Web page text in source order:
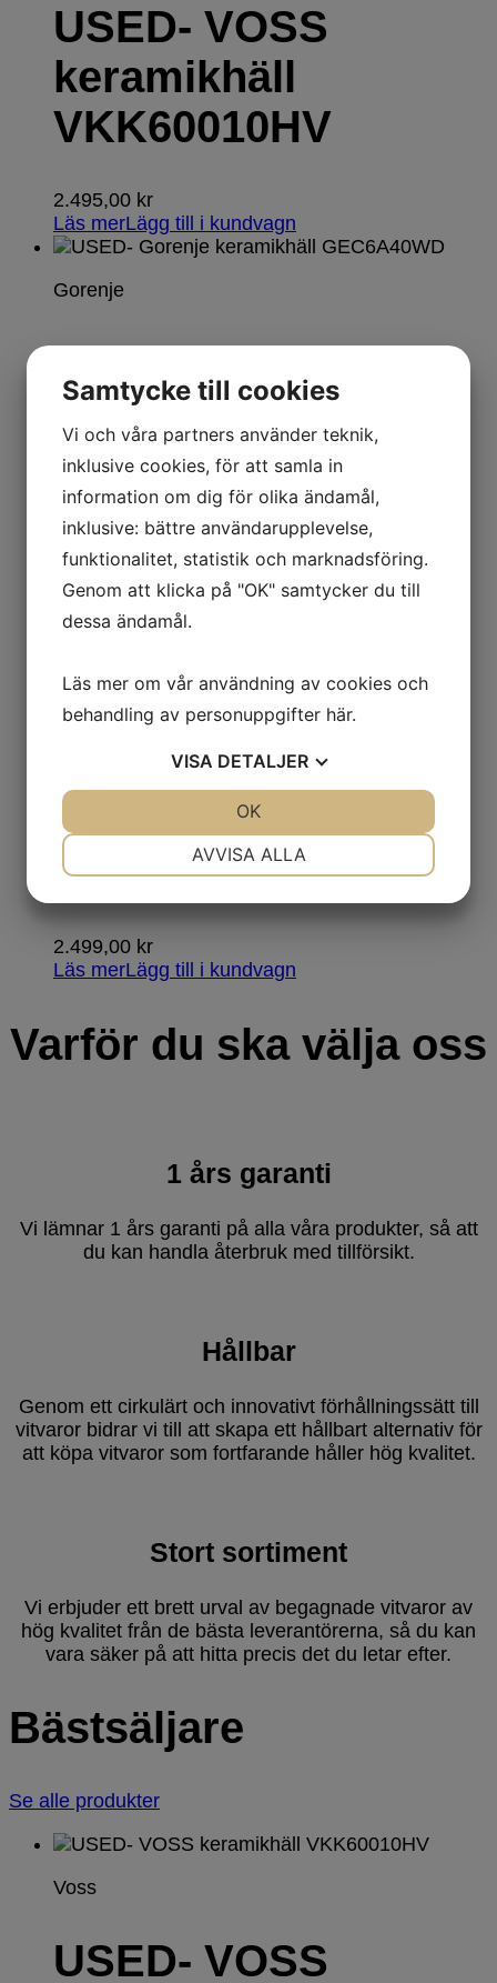
USED- VOSS
keramikhäll
VKK60010HV
2.495,00 kr
Läs merLägg till i kundvagn
Gorenje
keramikhäll
GEC6A40WD
2.449,00kr
Läs merLägg till i kundvagn
USED- Siemens
undermonterad
diskmaskin
SN43HW33VS
2.499,00 kr
Läs merLägg till i kundvagn
Varför du ska välja oss
1 års garanti
Vi lämnar 1 års garanti på alla våra produkter, så att
du kan handla återbruk med tillförsikt.
Hållbar
Genom ett cirkulärt och innovativt förhållningssätt till
vitvaror bidrar vi till att skapa ett hållbart alternativ för
att köpa vitvaror som fortfarande håller hög kvalitet.
Stort sortiment
Vi erbjuder ett brett urval av begagnade vitvaror av
hög kvalitet från de bästa leverantörerna, så du kan
vara säker på att hitta precis det du letar efter.
Bästsäljare
Se alle produkter
Voss
USED- VOSS
Samtycke till cookies
Vi och våra partners använder teknik,
inklusive cookies, för att samla in
information om dig för olika ändamål,
inklusive: bättre användarupplevelse,
funktionalitet, statistik och marknadsföring.
Genom att klicka på "OK" samtycker du till
dessa ändamål.
Läs mer om vår användning av cookies och
behandling av personuppgifter här.
VISA DETALJER
AVVISA ALLA
OK